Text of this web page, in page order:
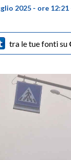
2025 - ore
tra le tue fonti su